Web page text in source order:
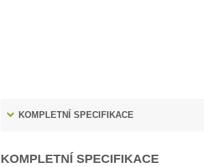
KOMPLETNÍ SPECIFIKACE
KOMPLETNÍ SPECIFIKACE